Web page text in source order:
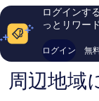
ア
ズ
セ
ト
ラ
ミ
974
件
件
の
口
コ
ログインす
っとリワー
ログイン 無
周辺地域